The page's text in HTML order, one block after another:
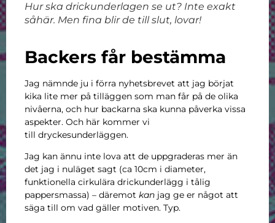
Hur ska drickunderlagen se ut? Inte exakt
såhär. Men fina blir de till slut, lovar!
Backers får bestämma
Jag nämnde ju i förra nyhetsbrevet att jag börjat
kika lite mer på tilläggen som man får på de olika
nivåerna, och hur backarna ska kunna påverka vissa
aspekter. Och här kommer vi
till dryckesunderläggen.
Jag kan ännu inte lova att de uppgraderas mer än
det jag i nuläget sagt (ca 10cm i diameter,
funktionella cirkulära drickunderlägg i tålig
pappersmassa) – däremot kan jag ge er något att
säga till om vad gäller motiven. Typ.